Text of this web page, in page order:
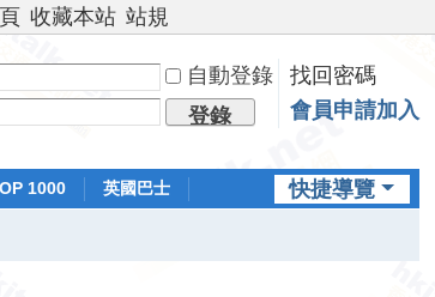
收藏本站 站規
自動登錄
找回密碼
登錄 會員申請加入
快捷導覽
1000
英國巴士